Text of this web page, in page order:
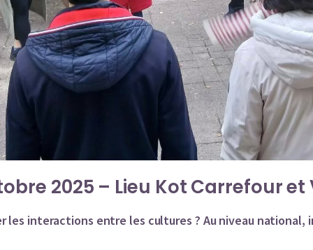
2025 – Lieu Kot Carrefour et
les interactions entre les cultures ? Au niveau